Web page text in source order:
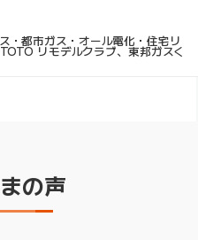
・都市ガス・オール電化・住宅リ
リモデルクラブ、東邦ガスく
の声